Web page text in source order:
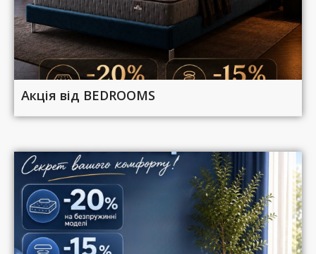
Акція від BEDROOMS